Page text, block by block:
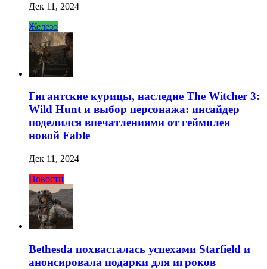
Дек 11, 2024
Железо
Гигантские курицы, наследие The Witcher 3:
Wild Hunt и выбор персонажа: инсайдер
поделился впечатлениями от геймплея
новой Fable
Дек 11, 2024
Новости
Bethesda похвасталась успехами Starfield и
анонсировала подарки для игроков